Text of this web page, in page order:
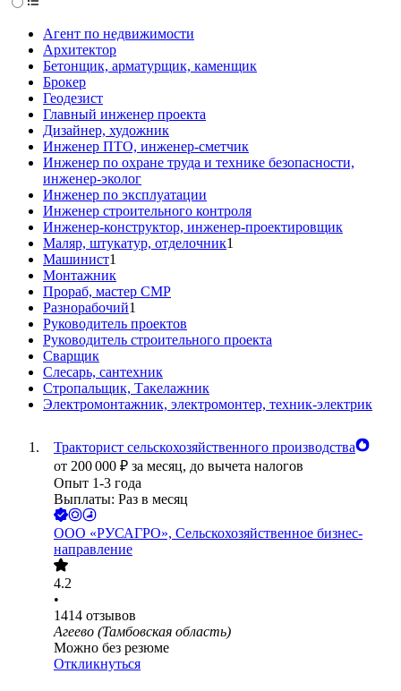
Агент по недвижимости
Архитектор
Бетонщик, арматурщик, каменщик
Брокер
Геодезист
Главный инженер проекта
Дизайнер, художник
Инженер ПТО, инженер-сметчик
Инженер по охране труда и технике безопасности,
инженер-эколог
Инженер по эксплуатации
Инженер строительного контроля
Инженер-конструктор, инженер-проектировщик
Маляр, штукатур, отделочник1
Машинист1
Монтажник
Прораб, мастер СМР
Разнорабочий1
Руководитель проектов
Руководитель строительного проекта
Сварщик
Слесарь, сантехник
Стропальщик, Такелажник
Электромонтажник, электромонтер, техник-электрик
Тракторист сельскохозяйственного производства
от 200 000 ₽ за месяц, до вычета налогов
Опыт 1-3 года
Выплаты: Раз в месяц
ООО «РУСАГРО», Сельскохозяйственное бизнес-
направление
4.2
•
1414 отзывов
Агеево (Тамбовская область)
Можно без резюме
Откликнуться